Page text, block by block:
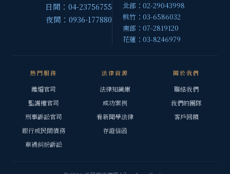
日間：04-23756755
夜間：0936-177880
北部：02-29043998
桃竹：03-6586032
南部：07-2819120
花蓮：03-8246979
熱門服務
離婚官司
監護權官司
刑事訴訟官司
銀行或民間債務
車禍糾紛訴訟
法律資源
法律知識庫
成功案例
看新聞學法律
存證信函
關於我們
聯絡我們
我們的團隊
客戶回饋